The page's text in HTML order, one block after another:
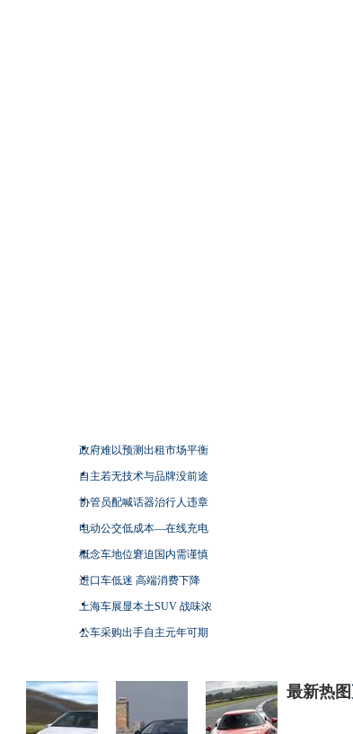
政府难以预测出租市场平衡
自主若无技术与品牌没前途
协管员配喊话器治行人违章
电动公交低成本—在线充电
概念车地位窘迫国内需谨慎
进口车低迷 高端消费下降
上海车展显本土SUV 战味浓
公车采购出手自主元年可期
最新热图